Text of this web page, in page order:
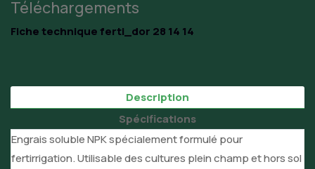
Téléchargements
Fiche technique ferti_dor 28 14 14
Description
Spécifications
Engrais soluble NPK spécialement formulé pour
fertirrigation. Utilisable des cultures plein champ et hors sol